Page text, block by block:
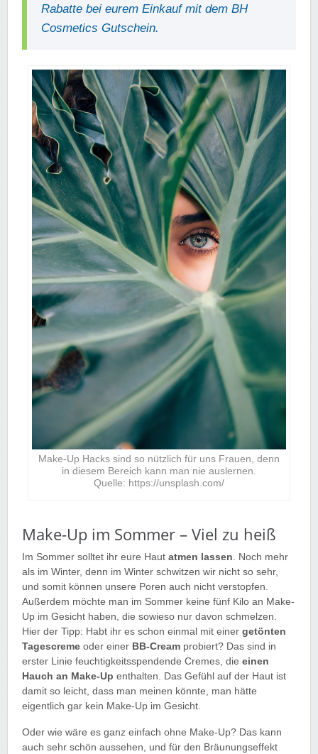
Rabatte bei eurem Einkauf mit dem BH
Cosmetics Gutschein.
Make-Up Hacks sind so nützlich für uns Frauen, denn
in diesem Bereich kann man nie auslernen.
Quelle: https://unsplash.com/
Make-Up im Sommer – Viel zu heiß
Im Sommer solltet ihr eure Haut atmen lassen. Noch mehr
als im Winter, denn im Winter schwitzen wir nicht so sehr,
und somit können unsere Poren auch nicht verstopfen.
Außerdem möchte man im Sommer keine fünf Kilo an Make-
Up im Gesicht haben, die sowieso nur davon schmelzen.
Hier der Tipp: Habt ihr es schon einmal mit einer getönten
Tagescreme oder einer BB-Cream probiert? Das sind in
erster Linie feuchtigkeitsspendende Cremes, die einen
Hauch an Make-Up enthalten. Das Gefühl auf der Haut ist
damit so leicht, dass man meinen könnte, man hätte
eigentlich gar kein Make-Up im Gesicht.
Oder wie wäre es ganz einfach ohne Make-Up? Das kann
auch sehr schön aussehen, und für den Bräunungseffekt